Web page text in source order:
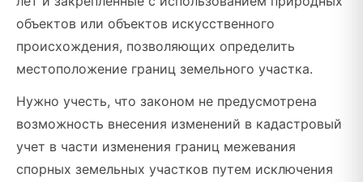
объектов или объектов искусственного
происхождения, позволяющих определить
местоположение границ земельного участка.
Нужно учесть, что законом не предусмотрена
возможность внесения изменений в кадастровый
учет в части изменения границ межевания
спорных земельных участков путем исключения